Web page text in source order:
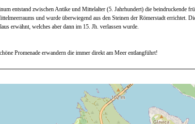
entstand zwischen Antike und Mittelalter (5. Jahrhundert) die beindruckende
und wurde überwiegend aus den Steinen der Römerstadt errichtet.
erwähnt, welches aber dann im 15. Jh. verlassen wurde.
Promenade erwandern die immer direkt am Meer entlangführt!
the list